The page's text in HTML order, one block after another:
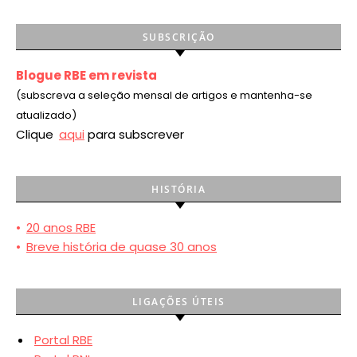
SUBSCRIÇÃO
Blogue RBE em revista
(subscreva a seleção mensal de artigos e mantenha-se
atualizado)
Clique aqui para subscrever
HISTÓRIA
• 20 anos RBE
• Breve história de quase 30 anos
LIGAÇÕES ÚTEIS
Portal RBE